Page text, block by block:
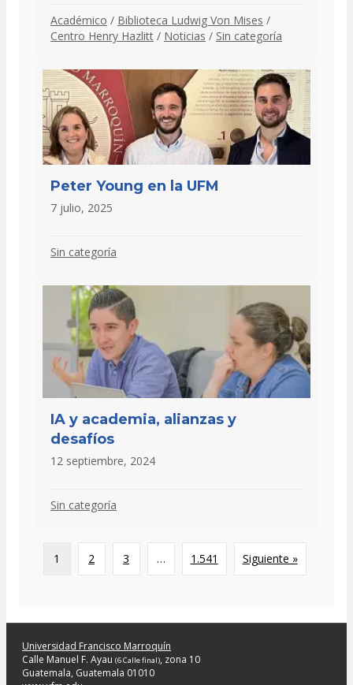
Académico / Biblioteca Ludwig Von Mises /
Centro Henry Hazlitt / Noticias / Sin categoría
Peter Young en la UFM
7 julio, 2025
Sin categoría
IA y academia, alianzas y
desafíos
12 septiembre, 2024
Sin categoría
1 2 3 … 1.541 Siguiente »
Universidad Francisco Marroquín
Calle Manuel F. Ayau (6 Calle final), zona 10
Guatemala, Guatemala 01010